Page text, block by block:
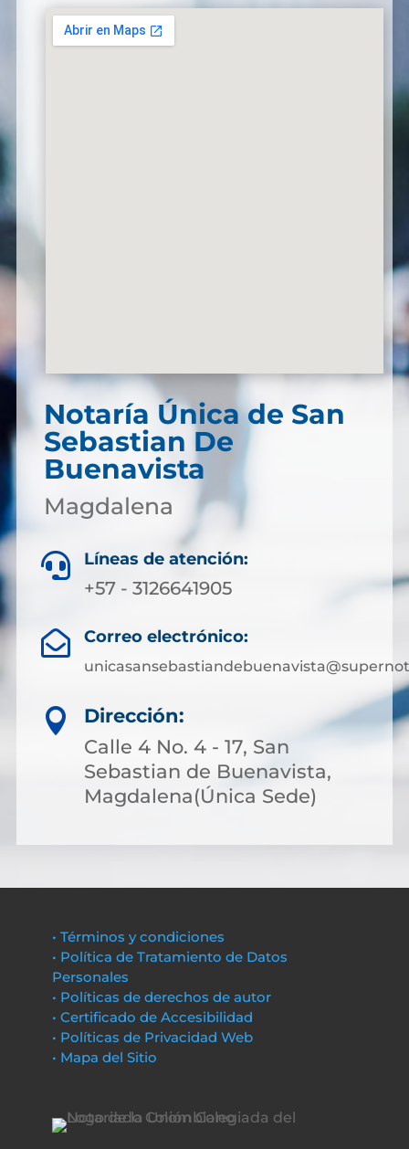
Notaría Única de San
Sebastian De
Buenavista
Magdalena
 Líneas de atención:
+57 - 3126641905
 Correo electrónico:

Dirección:
Calle 4 No. 4 - 17, San
Sebastian de Buenavista,
Magdalena(Única Sede)
• Términos y condiciones
• Política de Tratamiento de Datos
Personales
• Políticas de derechos de autor
• Certificado de Accesibilidad
• Políticas de Privacidad Web
• Mapa del Sitio